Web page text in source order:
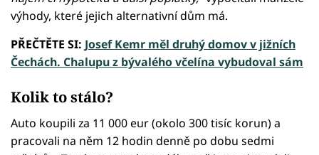
výhody, které jejich alternativní dům má.
PŘEČTĚTE SI: Josef Kemr měl druhý domov v jižních
Čechách. Chalupu z bývalého včelína vybudoval sám
Kolik to stálo?
Auto koupili za 11 000 eur (okolo 300 tisíc korun) a
pracovali na něm 12 hodin denně po dobu sedmi